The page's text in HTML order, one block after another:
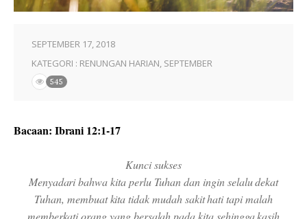
SEPTEMBER 17, 2018
KATEGORI : RENUNGAN HARIAN, SEPTEMBER
545
Bacaan: Ibrani 12:1-17
Kunci sukses
Menyadari bahwa kita perlu Tuhan dan ingin selalu dekat
Tuhan, membuat kita tidak mudah sakit hati tapi malah
memberkati orang yang bersalah pada kita sehingga kasih